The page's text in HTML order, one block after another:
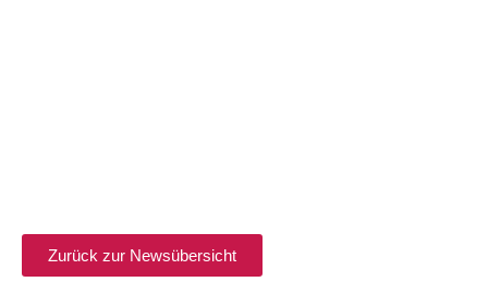
Zurück zur Newsübersicht